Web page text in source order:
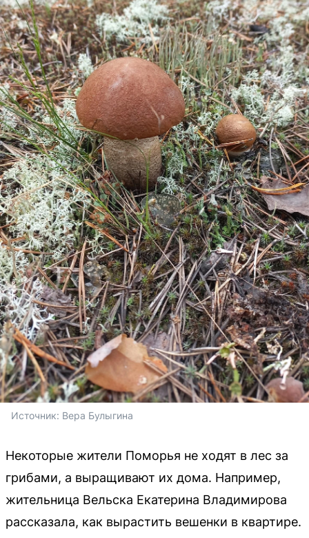
Источник: Вера Булыгина
Некоторые жители Поморья не ходят в лес за
грибами, а выращивают их дома. Например,
жительница Вельска Екатерина Владимирова
рассказала, как вырастить вешенки в квартире.